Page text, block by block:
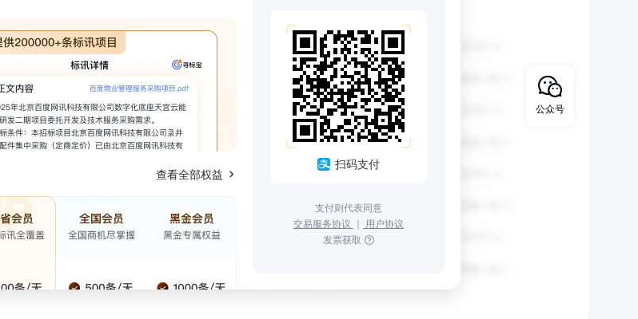
查看全部权益
扫码支付
支付则代表同意
交易服务协议 ｜ 用户协议
发票获取
公众号